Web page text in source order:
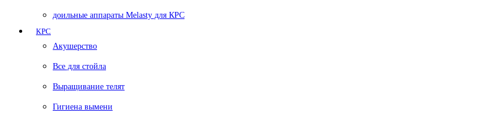
доильные аппараты Melasty для КРС
КРС
Акушерство
Все для стойла
Выращивание телят
Гигиена вымени